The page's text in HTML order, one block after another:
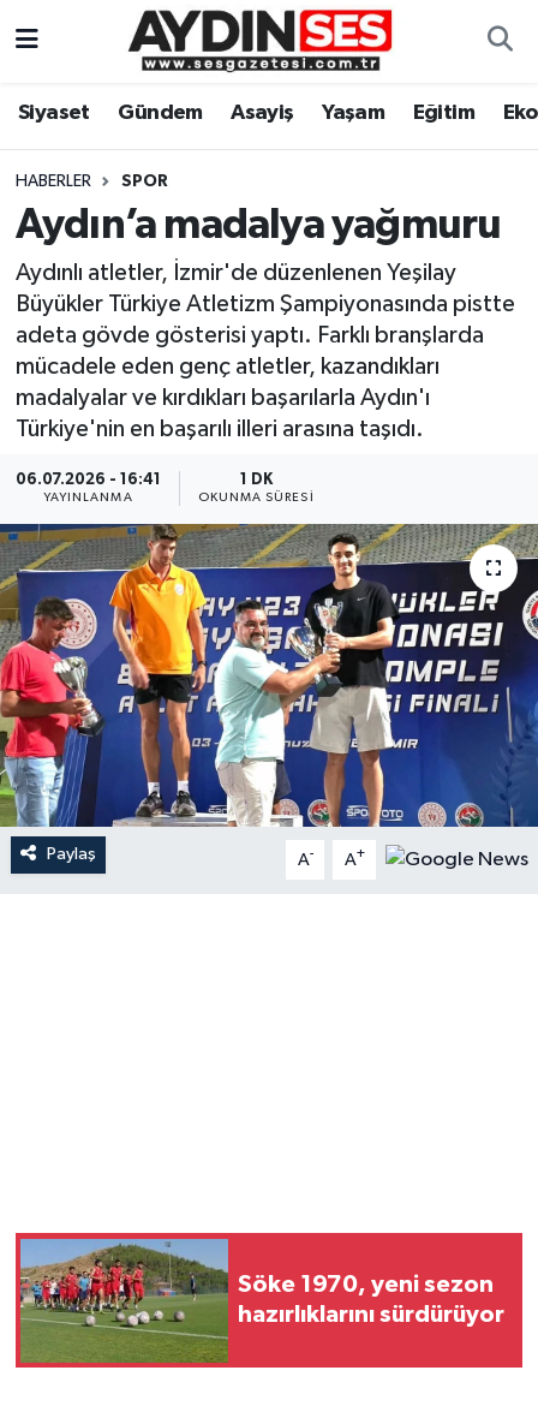
Siyaset Gündem Asayiş Yaşam Eğitim
HABERLER SPOR
Aydın’a madalya yağmuru
Aydınlı atletler, İzmir'de düzenlenen Yeşilay
Büyükler Türkiye Atletizm Şampiyonasında pistte
adeta gövde gösterisi yaptı. Farklı branşlarda
mücadele eden genç atletler, kazandıkları
madalyalar ve kırdıkları başarılarla Aydın'ı
Türkiye'nin en başarılı illeri arasına taşıdı.
06.07.2026 - 16:41
YAYINLANMA
1 DK
OKUNMA SÜRESI
Paylaş A- A+
Söke 1970, yeni sezon
hazırlıklarını sürdürüyor
Gündem
Siyaset
Ekonomi
Yaşam
Eğitim
Spor
Aydın Hava Durumu
Aydin Namaz Vakitleri
Aydın Trafik Yoğunluk Haritası
Süper Lig Puan Durumu ve Fikstür
Tüm Manşetler
Haber Arşivi